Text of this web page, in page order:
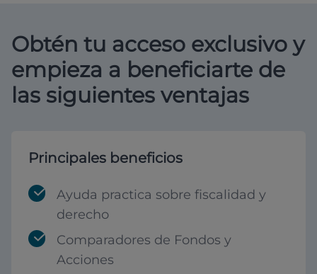
Obtén tu acceso exclusivo y
empieza a beneficiarte de
las siguientes ventajas
Principales beneficios
Ayuda practica sobre fiscalidad y
derecho
Comparadores de Fondos y
Acciones